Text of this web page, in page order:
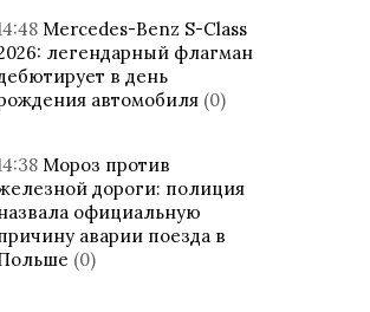
Mercedes-Benz S-Class
легендарный флагман
в день
автомобиля (0)
Мороз против
дороги: полиция
официальную
аварии поезда в
(0)